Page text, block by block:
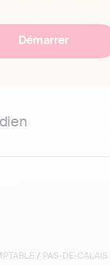
Démarrer
/ PAS-DE-CALAIS